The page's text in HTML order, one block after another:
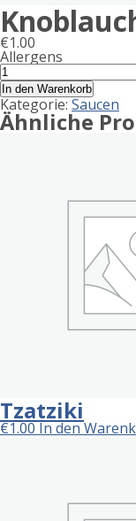
€1.00
Allergens
Knoblauchsauce
Menge
In den Warenkorb
Kategorie: Saucen
Ähnliche
Tzatziki
€1.00In den